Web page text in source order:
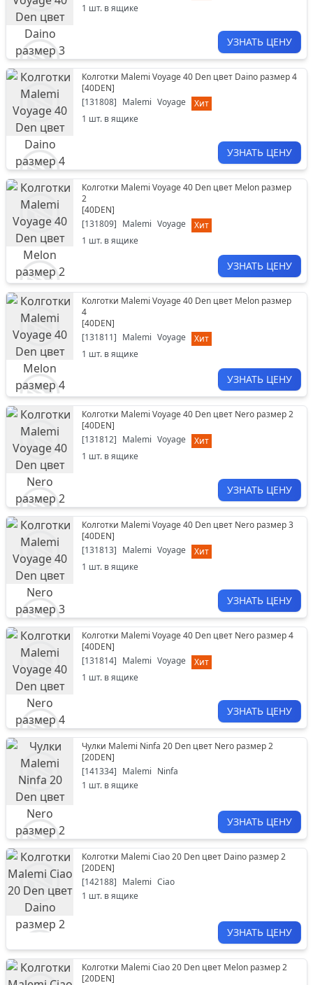
1 шт. в ящике
УЗНАТЬ ЦЕНУ
Колготки Malemi Voyage 40 Den цвет Daino размер 4
[40DEN]
[131808] Malemi Voyage
Хит
1 шт. в ящике
УЗНАТЬ ЦЕНУ
Колготки Malemi Voyage 40 Den цвет Melon размер
2
[40DEN]
[131809] Malemi Voyage
Хит
1 шт. в ящике
УЗНАТЬ ЦЕНУ
Колготки Malemi Voyage 40 Den цвет Melon размер
4
[40DEN]
[131811] Malemi Voyage
Хит
1 шт. в ящике
УЗНАТЬ ЦЕНУ
Колготки Malemi Voyage 40 Den цвет Nero размер 2
[40DEN]
[131812] Malemi Voyage
Хит
1 шт. в ящике
УЗНАТЬ ЦЕНУ
Колготки Malemi Voyage 40 Den цвет Nero размер 3
[40DEN]
[131813] Malemi Voyage
Хит
1 шт. в ящике
УЗНАТЬ ЦЕНУ
Колготки Malemi Voyage 40 Den цвет Nero размер 4
[40DEN]
[131814] Malemi Voyage
Хит
1 шт. в ящике
УЗНАТЬ ЦЕНУ
Чулки Malemi Ninfa 20 Den цвет Nero размер 2
[20DEN]
[141334] Malemi Ninfa
1 шт. в ящике
УЗНАТЬ ЦЕНУ
Колготки Malemi Ciao 20 Den цвет Daino размер 2
[20DEN]
[142188] Malemi Ciao
1 шт. в ящике
УЗНАТЬ ЦЕНУ
Колготки Malemi Ciao 20 Den цвет Melon размер 2
[20DEN]